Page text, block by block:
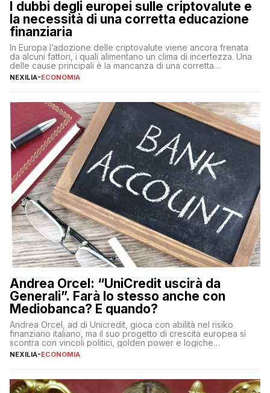
I dubbi degli europei sulle criptovalute e
la necessità di una corretta educazione
finanziaria
In Europa l’adozione delle criptovalute viene ancora frenata
da alcuni fattori, i quali alimentano un clima di incertezza. Una
delle cause principali è la mancanza di una corretta
educazione finanziaria, che impedisce ad una larga parte della
sulle criptovalute: […]
NEXILIA-ECONOMIA
Andrea Orcel: “UniCredit uscirà da
Generali”. Farà lo stesso anche con
Mediobanca? E quando?
Andrea Orcel, ad di Unicredit, gioca con abilità nel risiko
finanziario italiano, ma il suo progetto di crescita europea si
scontra con vincoli politici, golden power e logiche
protezionistiche. Orcel e la mossa su Generali Andrea Orcel,
NEXILIA-ECONOMIA